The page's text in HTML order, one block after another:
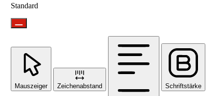
Standard
Mauszeiger Zeichenabstand Schriftstärke